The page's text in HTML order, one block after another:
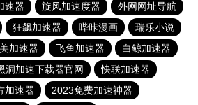
速器 旋风加速度器
外网网址导航
狂飙加速器 哔咔漫画
瑞乐小说
加速器 飞鱼加速器
白鲸加速器
洞加速下载器官网
快联加速器
加速器
2023免费加速神器